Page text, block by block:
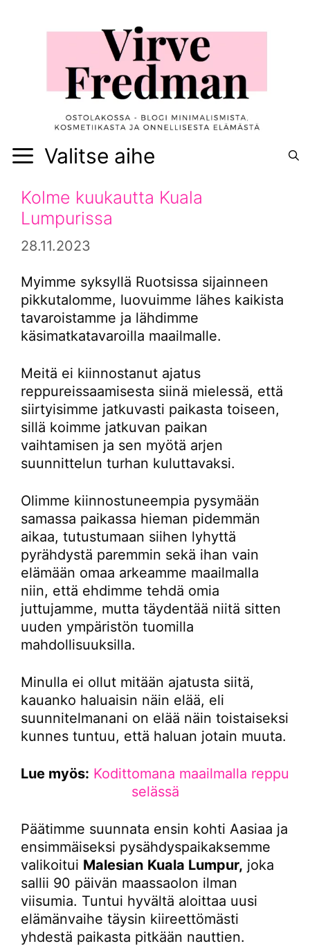
Valitse aihe
Kolme kuukautta Kuala
Lumpurissa
28.11.2023
Myimme syksyllä Ruotsissa sijainneen
pikkutalomme, luovuimme lähes kaikista
tavaroistamme ja lähdimme
käsimatkatavaroilla maailmalle.
Meitä ei kiinnostanut ajatus
reppureissaamisesta siinä mielessä, että
siirtyisimme jatkuvasti paikasta toiseen,
sillä koimme jatkuvan paikan
vaihtamisen ja sen myötä arjen
suunnittelun turhan kuluttavaksi.
Olimme kiinnostuneempia pysymään
samassa paikassa hieman pidemmän
aikaa, tutustumaan siihen lyhyttä
pyrähdystä paremmin sekä ihan vain
elämään omaa arkeamme maailmalla
niin, että ehdimme tehdä omia
juttujamme, mutta täydentää niitä sitten
uuden ympäristön tuomilla
mahdollisuuksilla.
Minulla ei ollut mitään ajatusta siitä,
kauanko haluaisin näin elää, eli
suunnitelmanani on elää näin toistaiseksi
kunnes tuntuu, että haluan jotain muuta.
Lue myös: Kodittomana maailmalla reppu
selässä
Päätimme suunnata ensin kohti Aasiaa ja
ensimmäiseksi pysähdyspaikaksemme
valikoitui Malesian Kuala Lumpur, joka
sallii 90 päivän maassaolon ilman
viisumia. Tuntui hyvältä aloittaa uusi
elämänvaihe täysin kiireettömästi
yhdestä paikasta pitkään nauttien.